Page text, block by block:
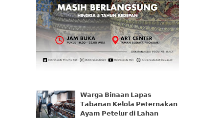
𝗪𝗮𝗿𝗴𝗮 𝗕𝗶𝗻𝗮𝗮𝗻 𝗟𝗮𝗽𝗮𝘀
𝗧𝗮𝗯𝗮𝗻𝗮𝗻 𝗞𝗲𝗹𝗼𝗹𝗮 𝗣𝗲𝘁𝗲𝗿𝗻𝗮𝗸𝗮𝗻
𝗔𝘆𝗮𝗺 𝗣𝗲𝘁𝗲𝗹𝘂𝗿 𝗱𝗶 𝗟𝗮𝗵𝗮𝗻